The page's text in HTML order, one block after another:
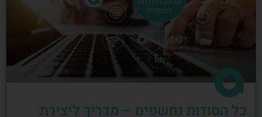
כל הסודות נחשפים – מדריך ליצירת